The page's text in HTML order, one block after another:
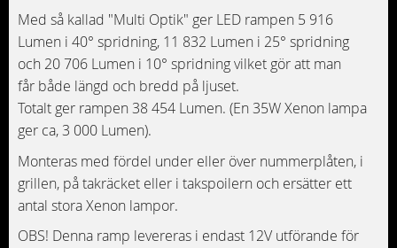
Med så kallad "Multi Optik" ger LED rampen 5 916
Lumen i 40° spridning, 11 832 Lumen i 25° spridning
och 20 706 Lumen i 10° spridning vilket gör att man
får både längd och bredd på ljuset.
Totalt ger rampen 38 454 Lumen. (En 35W Xenon lampa
ger ca, 3 000 Lumen).
Monteras med fördel under eller över nummerplåten, i
grillen, på takräcket eller i takspoilern och ersätter ett
antal stora Xenon lampor.
OBS! Denna ramp levereras i endast 12V utförande för